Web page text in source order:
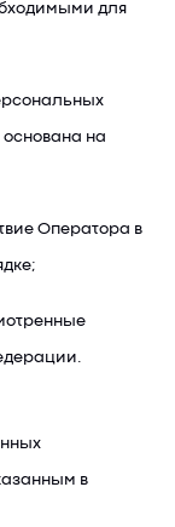
для
основана на
Оператора в
в